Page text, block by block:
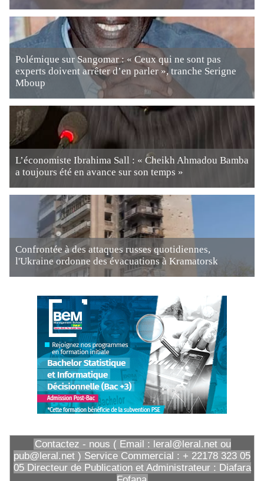
Polémique sur Sangomar : « Ceux qui ne sont pas
experts doivent arrêter d’en parler », tranche Serigne
Mboup
L’économiste Ibrahima Sall : « Cheikh Ahmadou Bamba
a toujours été en avance sur son temps »
Confrontée à des attaques russes quotidiennes,
l'Ukraine ordonne des évacuations à Kramatorsk
Contactez - nous ( Email : leral@leral.net ou
pub@leral.net ) Service Commercial : + 22178 323 05
05 Directeur de Publication et Administrateur : Diafara